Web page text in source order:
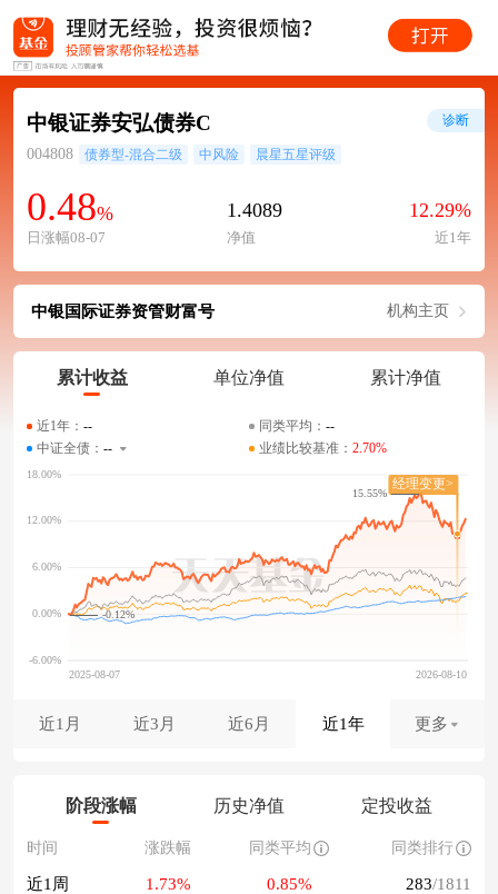
中银证券安弘债券C
004808 债券型-混合二级 中风险 晨星五星评级
0.48%
日涨幅08-07
1.4089
净值
12.29%
近1年
诊断
中银国际证券资管财富号 机构主页
累计收益 单位净值 累计净值
近1年： -- 同类平均： --
中证全债： -- 业绩比较基准： 2.70%
-0.12%
15.55%
近1月 近3月 近6月 近1年 更多
阶段涨幅 历史净值 定投收益
时间 涨跌幅 同类平均 同类排行
近1周 1.73% 0.85% 283/1811